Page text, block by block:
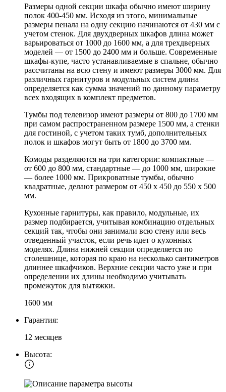
Размеры одной секции шкафа обычно имеют ширину
полок 400-450 мм. Исходя из этого, минимальные
размеры пенала на одну секцию начинаются от 430 мм с
учетом стенок. Для двухдверных шкафов длина может
варьироваться от 1000 до 1600 мм, а для трехдверных
моделей — от 1500 до 2400 мм и больше. Современные
шкафы-купе, часто устанавливаемые в спальне, обычно
рассчитаны на всю стену и имеют размеры 3000 мм. Для
различных гарнитуров и модульных систем длина
определяется как сумма значений по данному параметру
всех входящих в комплект предметов.
Тумбы под телевизор имеют размеры от 800 до 1700 мм
при самом распространенном размере 1500 мм, а стенки
для гостиной, с учетом таких тумб, дополнительных
полок и шкафов могут быть от 1800 до 3700 мм.
Комоды разделяются на три категории: компактные —
от 600 до 800 мм, стандартные — до 1000 мм, широкие
— более 1000 мм. Прикроватные тумбы, обычно
квадратные, делают размером от 450 х 450 до 550 х 500
мм.
Кухонные гарнитуры, как правило, модульные, их
размер подбирается, учитывая комбинацию отдельных
секций так, чтобы они занимали всю стену или весь
отведенный участок, если речь идет о кухонных
моделях. Длина нижней секции определяется по
столешнице, которая по краю на несколько сантиметров
длиннее шкафчиков. Верхние секции часто уже и при
определении их длины необходимо учитывать
промежуток для вытяжки.
1600 мм
Гарантия:
12 месяцев
Высота: